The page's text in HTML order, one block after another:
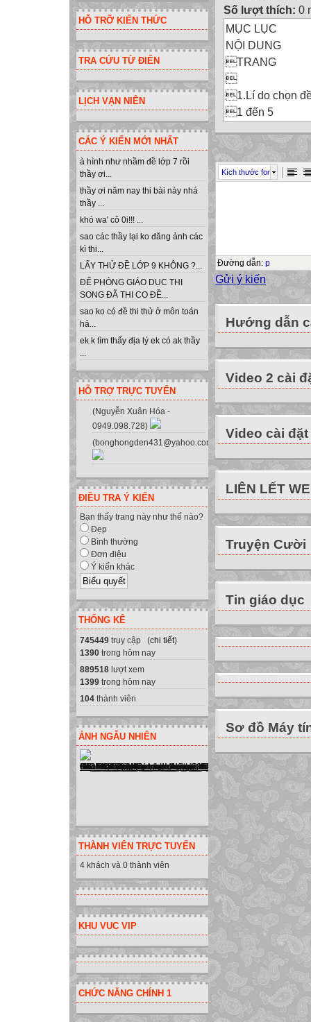
HỖ TRỠ KIẾN THỨC
TRA CỨU TỪ ĐIỂN
LỊCH VẠN NIÊN
CÁC Ý KIẾN MỚI NHẤT
à hình như nhầm đề lớp 7 rồi
thầy ơi...
thầy ơi năm nay thi bài này nhá
thầy ...
khó wa' cô 0i!!! ...
sao các thầy lại ko đăng ảnh các
kì thi...
LẤY THỬ ĐỀ LỚP 9 KHÔNG ?...
ĐỂ PHÒNG GIÁO DỤC THI
SONG ĐÃ THI CO ĐỀ...
sao ko có đề thi thử ở môn toán
hả...
ek.k tìm thấy địa lý ek có ak thầy
...
HỖ TRỢ TRỰC TUYẾN
(Nguyễn Xuân Hóa -
0949.098.728)
(bonghongden431@yahoo.com.vn)
ĐIỀU TRA Ý KIẾN
Bạn thấy trang này như thế nào?
Đẹp
Bình thường
Đơn điệu
Ý kiến khác
THỐNG KÊ
745449 truy cập (chi tiết)
1390 trong hôm nay
889518 lượt xem
1399 trong hôm nay
104 thành viên
ẢNH NGẪU NHIÊN
THÀNH VIÊN TRỰC TUYẾN
4 khách và 0 thành viên
KHU VUC VIP
CHỨC NĂNG CHÍNH 1
Số lượt thích: 0
MỤC LỤC
NỘI DUNG
TRANG

1.Lí do chọn
1 đến 5
2. Giải quyêt
2.1. Cơ sở lí luận
2.2. Thực trạng
6
6 đến 15
3. Kết luận
16

Tài liệu tham


DANH MỤC
Bât đẳng thức:
Trung học phổ
Trong thời kỳ
được Đảng,
viên những ng
là “chất lư
phần thực hiện
Nhưng “làm
câu hỏi mà bất
tôi là một giáo
trường thuộc
trong những
chính là cách
thầy. Người
hội kiến thức
Kích thước font
Đường dẫn: p
Gửi ý kiến
Hướng dẫn
Video 2 cài
Video cài đặt
LIÊN LẾT
Truyện Cười
Tin giáo dục
Sơ đồ Máy